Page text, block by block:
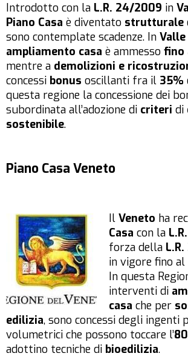
Introdotto con la L.R. 24/2009 in
Piano Casa è diventato strutturale
sono contemplate scadenze. In Valle
ampliamento casa è ammesso fino
mentre a demolizioni e
concessi bonus oscillanti fra il 35%
questa regione la concessione dei
subordinata all’adozione di criteri di
sostenibile.
Piano Casa Veneto
Il Veneto ha
Casa con la
forza della
in vigore fino al
In questa
interventi di
casa che per
edilizia, sono concessi degli ingenti
volumetrici che possono toccare l’
adottino tecniche di bioedilizia.